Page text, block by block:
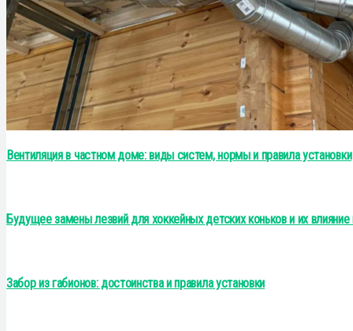
Вентиляция в частном доме: виды систем, нормы и правила установки
Будущее замены лезвий для хоккейных детских коньков и их влияние
Забор из габионов: достоинства и правила установки